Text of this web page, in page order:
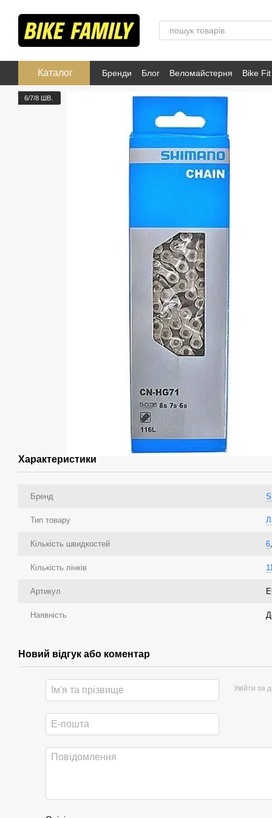
Каталог Бренди Блог Веломайстерня Bike Fit
Розпродаж
Публічна оферта
6/7/8 ШВ.
Характеристики
Бренд
Тип товару
Кількість швидкостей 6,
Кількість лінків
Артикул
Наявність
Новий відгук або коментар
Увійти за